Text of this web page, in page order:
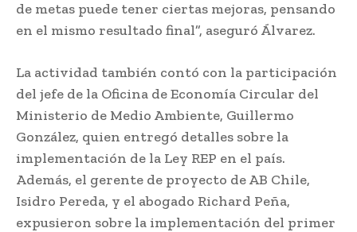
de metas puede tener ciertas mejoras, pensando
en el mismo resultado final”, aseguró Álvarez.
La actividad también contó con la participación
del jefe de la Oficina de Economía Circular del
Ministerio de Medio Ambiente, Guillermo
González, quien entregó detalles sobre la
implementación de la Ley REP en el país.
Además, el gerente de proyecto de AB Chile,
Isidro Pereda, y el abogado Richard Peña,
expusieron sobre la implementación del primer